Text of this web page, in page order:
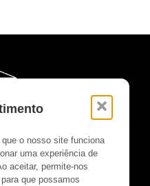
o nosso site funciona
uma experiência de
aceitar, permite-nos
que possamos